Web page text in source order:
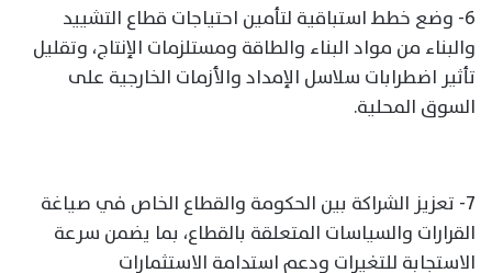
6- وضع خطط استباقية لتأمين احتياجات قطاع التشييد
والبناء من مواد البناء والطاقة ومستلزمات الإنتاج، وتقليل
تأثير اضطرابات سلاسل الإمداد والأزمات الخارجية على
السوق المحلية.
7- تعزيز الشراكة بين الحكومة والقطاع الخاص في صياغة
القرارات والسياسات المتعلقة بالقطاع، بما يضمن سرعة
الاستجابة للتغيرات ودعم استدامة الاستثمارات